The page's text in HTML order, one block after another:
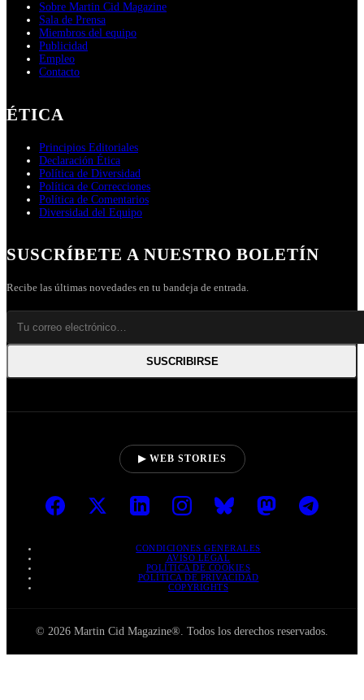
Sobre Martin Cid Magazine
Sala de Prensa
Miembros del equipo
Publicidad
Empleo
Contacto
ÉTICA
Principios Editoriales
Declaración Ética
Política de Diversidad
Política de Correcciones
Política de Comentarios
Diversidad del Equipo
SUSCRÍBETE A NUESTRO BOLETÍN
Recibe las últimas novedades en tu bandeja de entrada.
SUSCRIBIRSE
▶ WEB STORIES
CONDICIONES GENERALES
AVISO LEGAL
POLÍTICA DE COOKIES
POLÍTICA DE PRIVACIDAD
COPYRIGHTS
© 2026 Martin Cid Magazine®. Todos los derechos reservados.